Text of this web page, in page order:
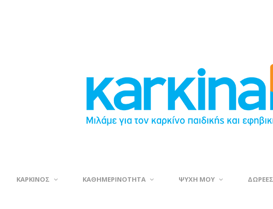
ΚΑΡΚΙΝΟΣ ΚΑΘΗΜΕΡΙΝΟΤΗΤΑ ΨΥΧΗ ΜΟΥ ΔΩΡΕΕΣ